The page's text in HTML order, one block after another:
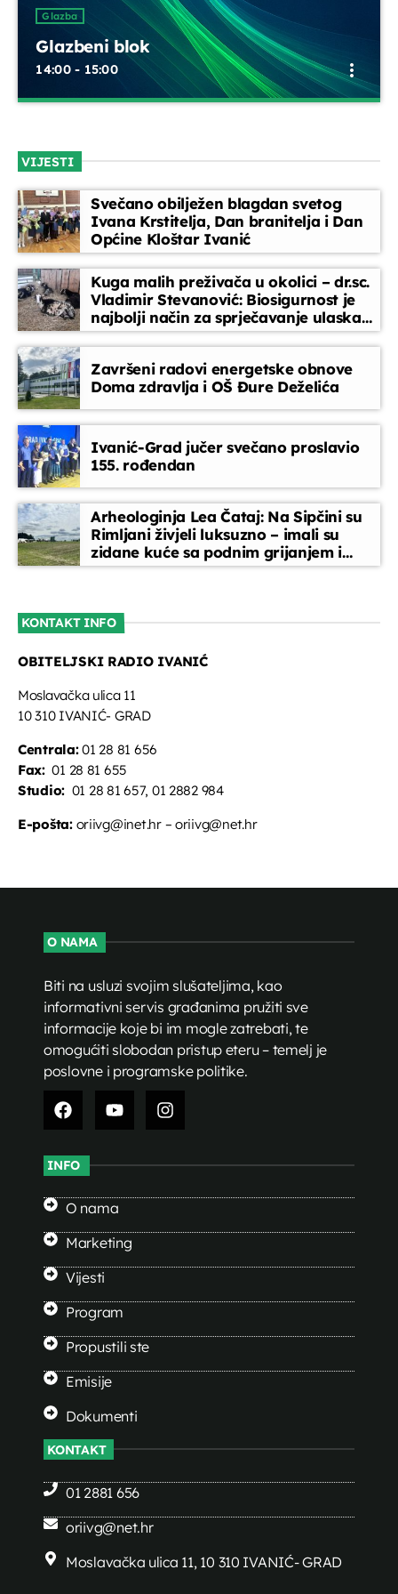
UPRAVO ETERU
Glazba
Glazbeni blok
14:00 - 15:00 more_vert
Glazbeni blok
Opustite se uz odabrane glazbene hitove između
emisija. Blok dobre glazbe donosi lagane ritmove,
domaće i strane pjesme koje prate vaše svakodnevne
trenutke
close
DANAS NA PROGRAMU
15:00 - 15:30
15:30 - 15:35
Servisne informacije
15:35 - 15:40
15:40 - 15:45
EPP reklame
15:45 - 16:00
Glazba
Glazbeni blok
14:00 - 15:00 more_vert
Opustite se uz odabrane glazbene hitove između emisija.
Blok dobre glazbe donosi lagane ritmove, domaće i strane
pjesme koje prate vaše svakodnevne trenutke
VIJESTI
Svečano obilježen blagdan svetog
Ivana Krstitelja, Dan branitelja i Dan
Općine Kloštar Ivanić
Kuga malih preživača u okolici – dr.sc.
Vladimir Stevanović: Biosigurnost je
najbolji način za sprječavanje ulaska
bolesti
Završeni radovi energetske obnove
Doma zdravlja i OŠ Đure Deželića
Ivanić-Grad jučer svečano proslavio
155. rođendan
Arheologinja Lea Čataj: Na Sipčini su
Rimljani živjeli luksuzno – imali su
zidane kuće sa podnim grijanjem i
oslikanim zidovima
KONTAKT INFO
OBITELJSKI RADIO IVANIĆ
Moslavačka ulica 11
10 310 IVANIĆ- GRAD
Centrala:01 28 81 656
Fax:01 28 81 655
Studio: 01 28 81 657, 01 2882 984
E-pošta:oriivg@inet.hr – oriivg@net.hr
O NAMA
Biti na usluzi svojim slušateljima, kao
informativni servis građanima pružiti sve
informacije koje bi im mogle zatrebati, te
omogućiti slobodan pristup eteru – temelj je
poslovne i programske politike.
INFO
O nama
Marketing
Vijesti
Program
Propustili ste
Emisije
Dokumenti
KONTAKT
01 2881 656
oriivg@net.hr
Moslavačka ulica 11, 10 310 IVANIĆ- GRAD